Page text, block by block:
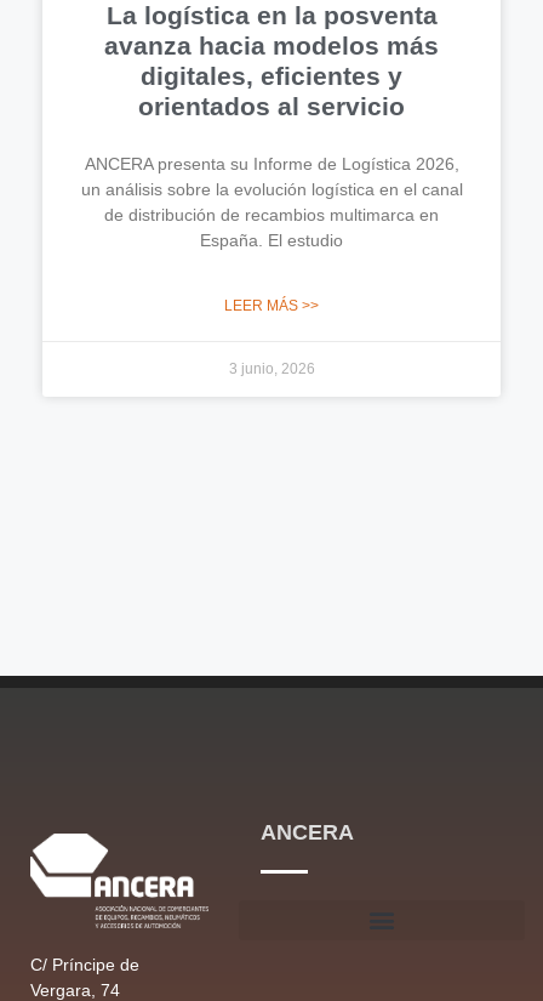
La logística en la posventa
avanza hacia modelos más
digitales, eficientes y
orientados al servicio
ANCERA presenta su Informe de Logística 2026,
un análisis sobre la evolución logística en el canal
de distribución de recambios multimarca en
España. El estudio
LEER MÁS >>
3 junio, 2026
C/ Príncipe de
Vergara, 74
ANCERA